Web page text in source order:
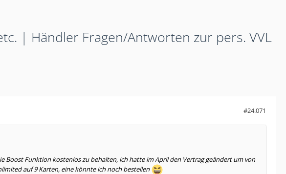
| Händler Fragen/Antworten zur pers. VVL
#24.071
Boost Funktion kostenlos zu behalten, ich hatte im April den Vertrag geändert um von
auf 9 Karten, eine könnte ich noch bestellen